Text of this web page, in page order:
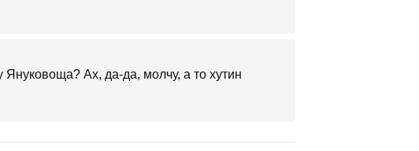
Януковоща? Ах, да-да, молчу, а то хутин